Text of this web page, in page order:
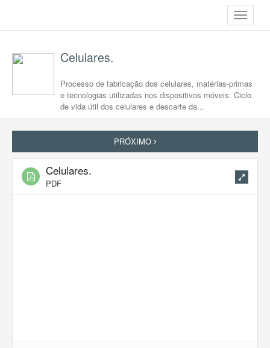
Toggle
Celulares.
Processo de fabricação dos celulares, matérias-primas
e tecnologias utilizadas nos dispositivos móveis. Ciclo
de vida útil dos celulares e descarte da...
PRÓXIMO
Celulares.
PDF